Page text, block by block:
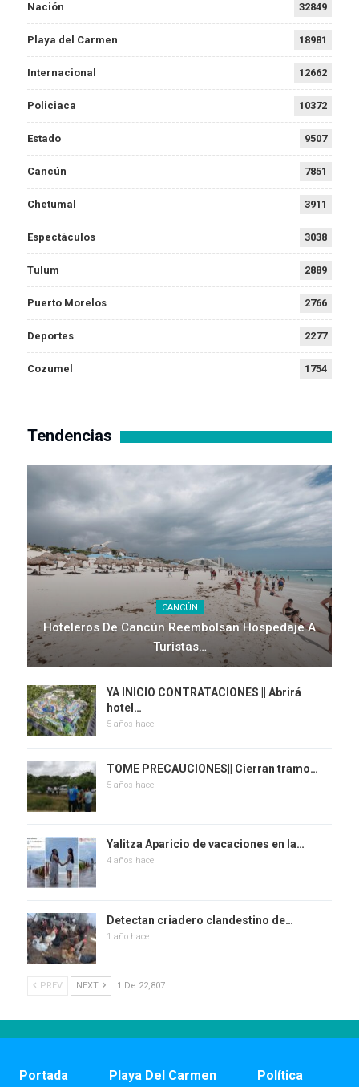
Nación 32849
Playa del Carmen 18981
Internacional 12662
Policiaca 10372
Estado 9507
Cancún 7851
Chetumal 3911
Espectáculos 3038
Tulum 2889
Puerto Morelos 2766
Deportes 2277
Cozumel 1754
Tendencias
CANCÚN
Hoteleros De Cancún Reembolsan Hospedaje A
Turistas…
YA INICIO CONTRATACIONES || Abrirá
hotel…
5 años hace
TOME PRECAUCIONES|| Cierran tramo…
5 años hace
Yalitza Aparicio de vacaciones en la…
4 años hace
Detectan criadero clandestino de…
1 año hace
PREV NEXT 1 De 22,807
Portada Playa Del Carmen Política